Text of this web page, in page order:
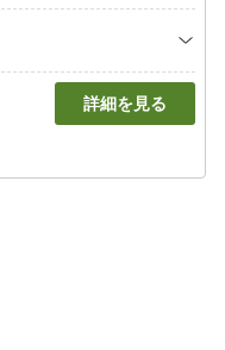
詳細を見る